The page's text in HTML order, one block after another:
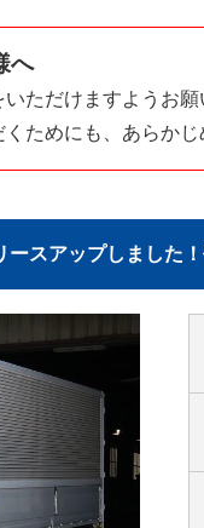
へ
いただけますようお
ためにも、あらか
ースアップしました